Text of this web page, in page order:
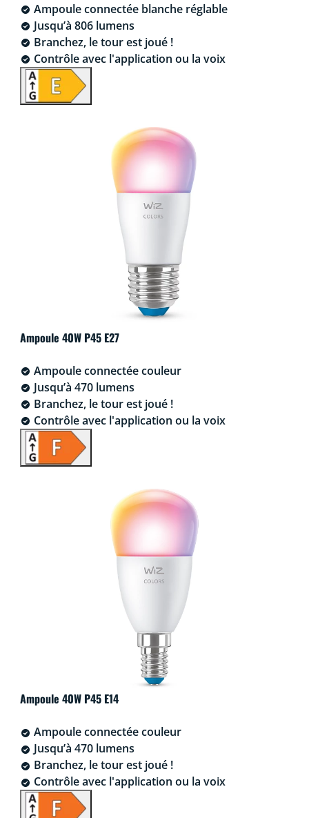
Ampoule connectée blanche réglable
Jusqu’à 806 lumens
Branchez, le tour est joué !
Contrôle avec l'application ou la voix
Ampoule 40W P45 E27
Ampoule connectée couleur
Jusqu’à 470 lumens
Branchez, le tour est joué !
Contrôle avec l'application ou la voix
Ampoule 40W P45 E14
Ampoule connectée couleur
Jusqu’à 470 lumens
Branchez, le tour est joué !
Contrôle avec l'application ou la voix